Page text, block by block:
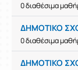
0 διαθέσιμα
ΔΗΜΟΤΙΚΟ
0 διαθέσιμα
ΔΗΜΟΤΙΚΟ